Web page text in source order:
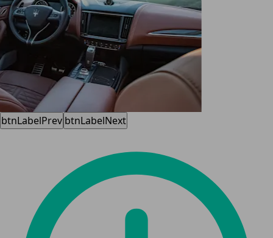
btnLabelPrev btnLabelNext